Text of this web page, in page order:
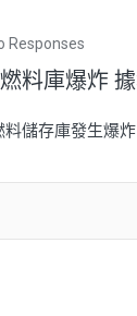
Responses
料庫爆炸
儲存庫發生爆